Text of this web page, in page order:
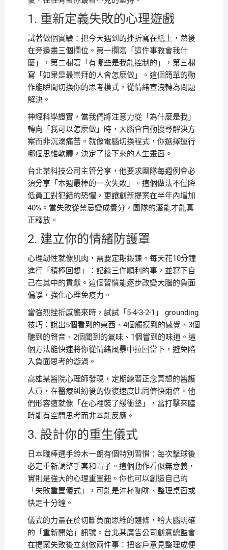
1. 重新定義失敗的心理遊戲
試著做個實驗：把今天遇到的挫折寫在紙上，然後
在旁邊畫三個欄位。第一欄寫「這件事教會我什
麼」，第二欄寫「有哪些是我能控制的」，第三欄
寫「如果是最崇拜的人會怎麼做」。這個簡單的動
作能瞬間切換你的思考模式，從情緒宣洩轉為問題
解決。
神經科學證實，當我們將注意力從「為什麼是我」
轉向「我可以怎麼做」時，大腦會自動搜尋解決方
案而非沉溺痛苦。就像電腦切換程式，你選擇運行
哪個思維軟體，決定了接下來的人生畫面。
台北某科技公司主管分享，他要求團隊每週例會必
須分享「本週最棒的一次失敗」。這個做法不僅降
低員工對犯錯的恐懼，更讓創新提案在半年內增加
40%。當失敗從禁忌變成養分，團隊的潛能才能真
正釋放。
2. 建立你的情緒防護罩
心理韌性就像肌肉，需要定期鍛鍊。每天花10分鐘
進行「積極回想」：記錄三件順利的事，並寫下自
己在其中的貢獻。這個習慣能逐步改變大腦的負面
偏誤，強化心理免疫力。
當強烈挫折感襲來時，試試「5-4-3-2-1」 grounding
技巧：說出5個看到的東西、4個觸摸到的感覺、3個
聽到的聲音、2個聞到的氣味、1個嘗到的味道。這
個方法能快速將你從情緒風暴中拉回當下，避免陷
入負面思考的漩渦。
高雄某醫院心理師發現，定期練習正念冥想的醫護
人員，在醫療糾紛後的恢復速度比同儕快兩倍。他
們形容這就像「在心裡裝了緩衝墊」，當打擊來臨
時能有空間思考而非本能反應。
3. 設計你的重生儀式
日本職棒選手鈴木一朗有個特別習慣：每次擊球後
必定重新調整手套和帽子。這個動作看似無意義，
實則是強大的心理重置鈕。你也可以創造自己的
「失敗重置儀式」，可能是沖杯咖啡、整理桌面或
快走十分鐘。
儀式的力量在於切斷負面思維的鏈條，給大腦明確
的「重新開始」訊號。台北某廣告公司創意總監會
在提案失敗後立刻做兩件事：把客戶意見整理成便